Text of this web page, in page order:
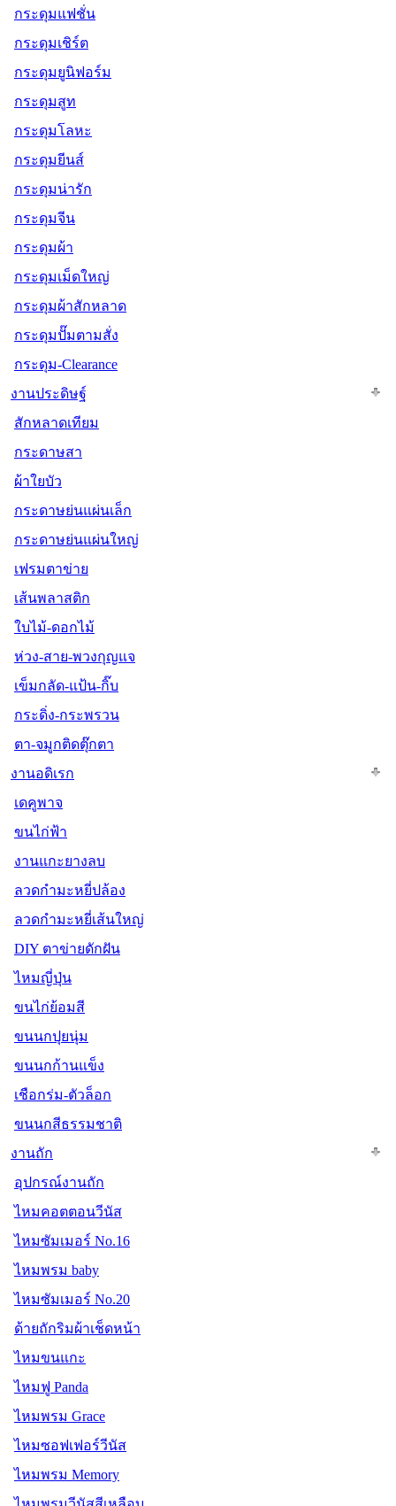
กระดุมแฟชั่น
กระดุมเชิร์ต
กระดุมยูนิฟอร์ม
กระดุมสูท
กระดุมโลหะ
กระดุมยีนส์
กระดุมน่ารัก
กระดุมจีน
กระดุมผ้า
กระดุมเม็ดใหญ่
กระดุมผ้าสักหลาด
กระดุมปั๊มตามสั่ง
กระดุม-Clearance
งานประดิษฐ์
สักหลาดเทียม
กระดาษสา
ผ้าใยบัว
กระดาษย่นแผ่นเล็ก
กระดาษย่นแผ่นใหญ่
เฟรมตาข่าย
เส้นพลาสติก
ใบไม้-ดอกไม้
ห่วง-สาย-พวงกุญแจ
เข็มกลัด-แป้น-กิ๊บ
กระดิ่ง-กระพรวน
ตา-จมูกติดตุ๊กตา
งานอดิเรก
เดคูพาจ
ขนไก่ฟ้า
งานแกะยางลบ
ลวดกำมะหยี่ปล้อง
ลวดกำมะหยี่เส้นใหญ่
DIY ตาข่ายดักฝัน
ไหมญี่ปุ่น
ขนไก่ย้อมสี
ขนนกปุยนุ่ม
ขนนกก้านแข็ง
เชือกร่ม-ตัวล็อก
ขนนกสีธรรมชาติ
งานถัก
อุปกรณ์งานถัก
ไหมคอตตอนวีนัส
ไหมซัมเมอร์ No.16
ไหมพรม baby
ไหมซัมเมอร์ No.20
ด้ายถักริมผ้าเช็ดหน้า
ไหมขนแกะ
ไหมฟู Panda
ไหมพรม Grace
ไหมซอฟเฟอร์วีนัส
ไหมพรม Memory